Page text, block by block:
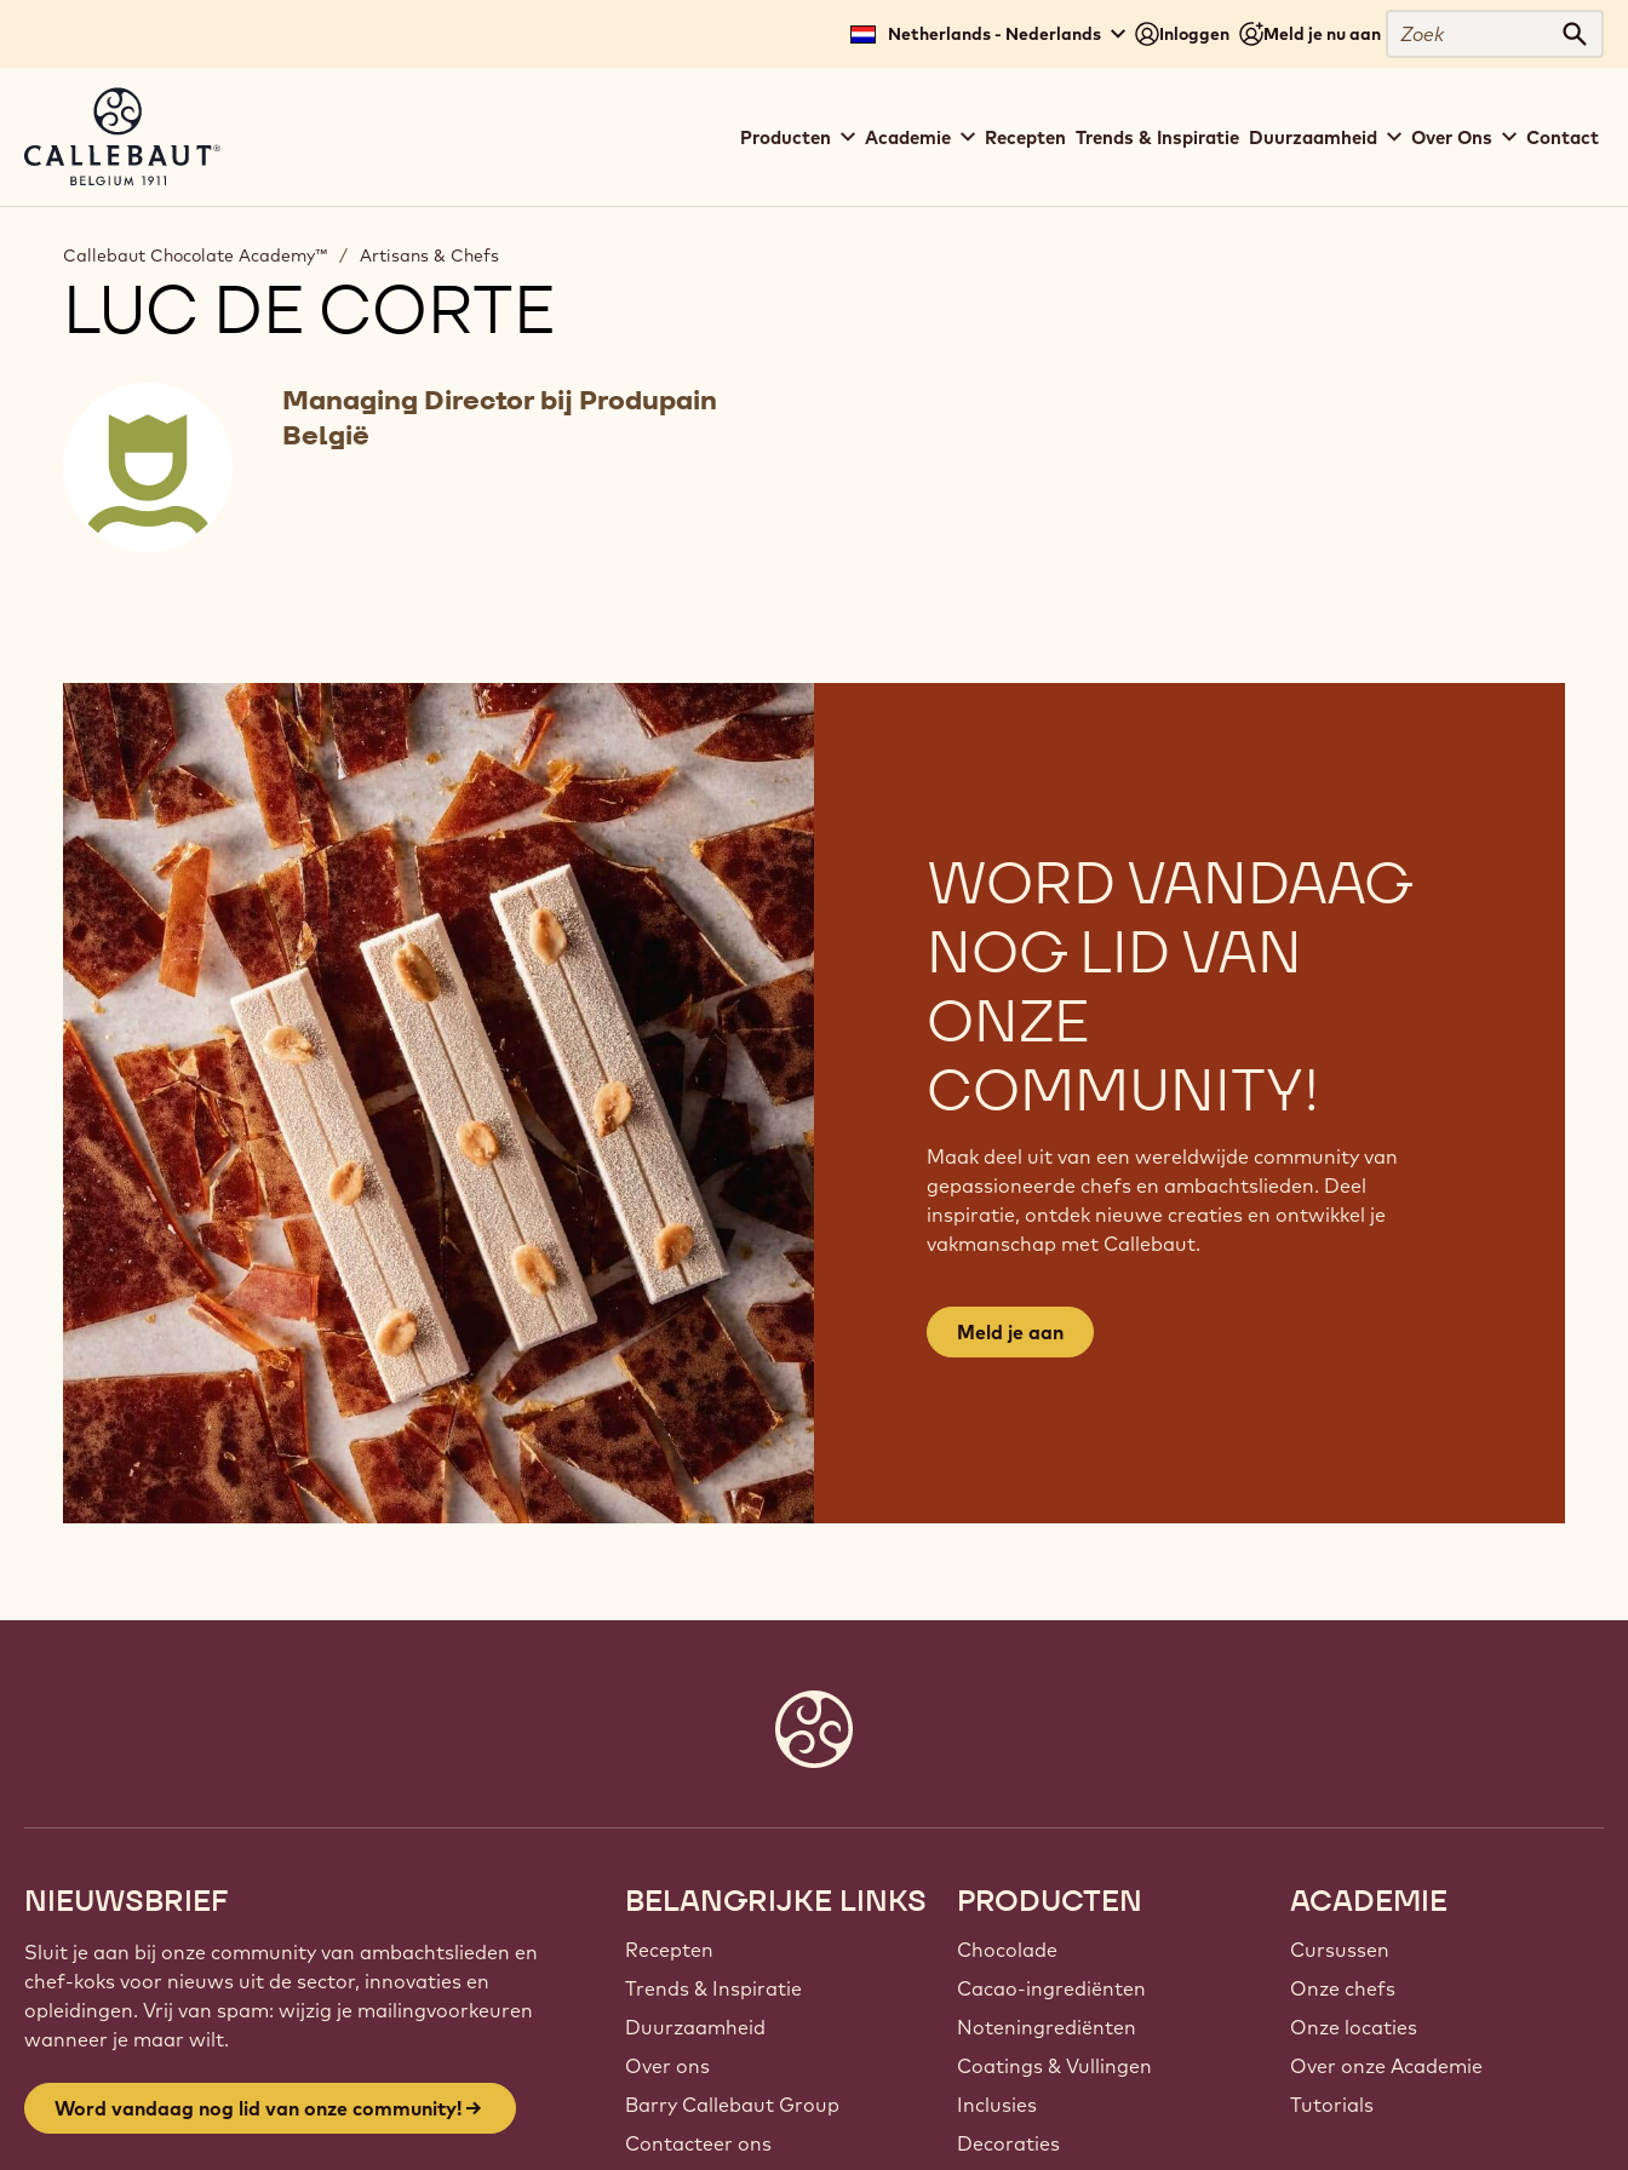
Netherlands - Nederlands Inloggen Meld je nu aan
Zoek
Zoek
navigation
Producten Academie Recepten Trends & Inspiratie Duurzaamheid Over Ons Contact
Callebaut Chocolate Academy™ / Artisans & Chefs
LUC DE CORTE
Managing Director bij Produpain
België
WORD VANDAAG
NOG LID VAN
ONZE
COMMUNITY!
Maak deel uit van een wereldwijde community van
gepassioneerde chefs en ambachtslieden. Deel
inspiratie, ontdek nieuwe creaties en ontwikkel je
vakmanschap met Callebaut.
Meld je aan
NIEUWSBRIEF
Sluit je aan bij onze community van ambachtslieden en
chef-koks voor nieuws uit de sector, innovaties en
opleidingen. Vrij van spam: wijzig je mailingvoorkeuren
wanneer je maar wilt.
Word vandaag nog lid van onze community!
Footer
Callebaut
BELANGRIJKE LINKS
Recepten
Trends & Inspiratie
Duurzaamheid
Over ons
Barry Callebaut Group
Contacteer ons
PRODUCTEN
Chocolade
Cacao-ingrediënten
Noteningrediënten
Coatings & Vullingen
Inclusies
Decoraties
ACADEMIE
Cursussen
Onze chefs
Onze locaties
Over onze Academie
Tutorials